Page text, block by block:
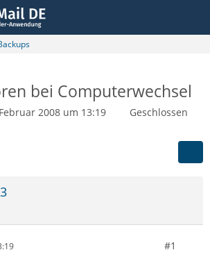
bei Computerwechsel
2008 um 13:19
Geschlossen
#1